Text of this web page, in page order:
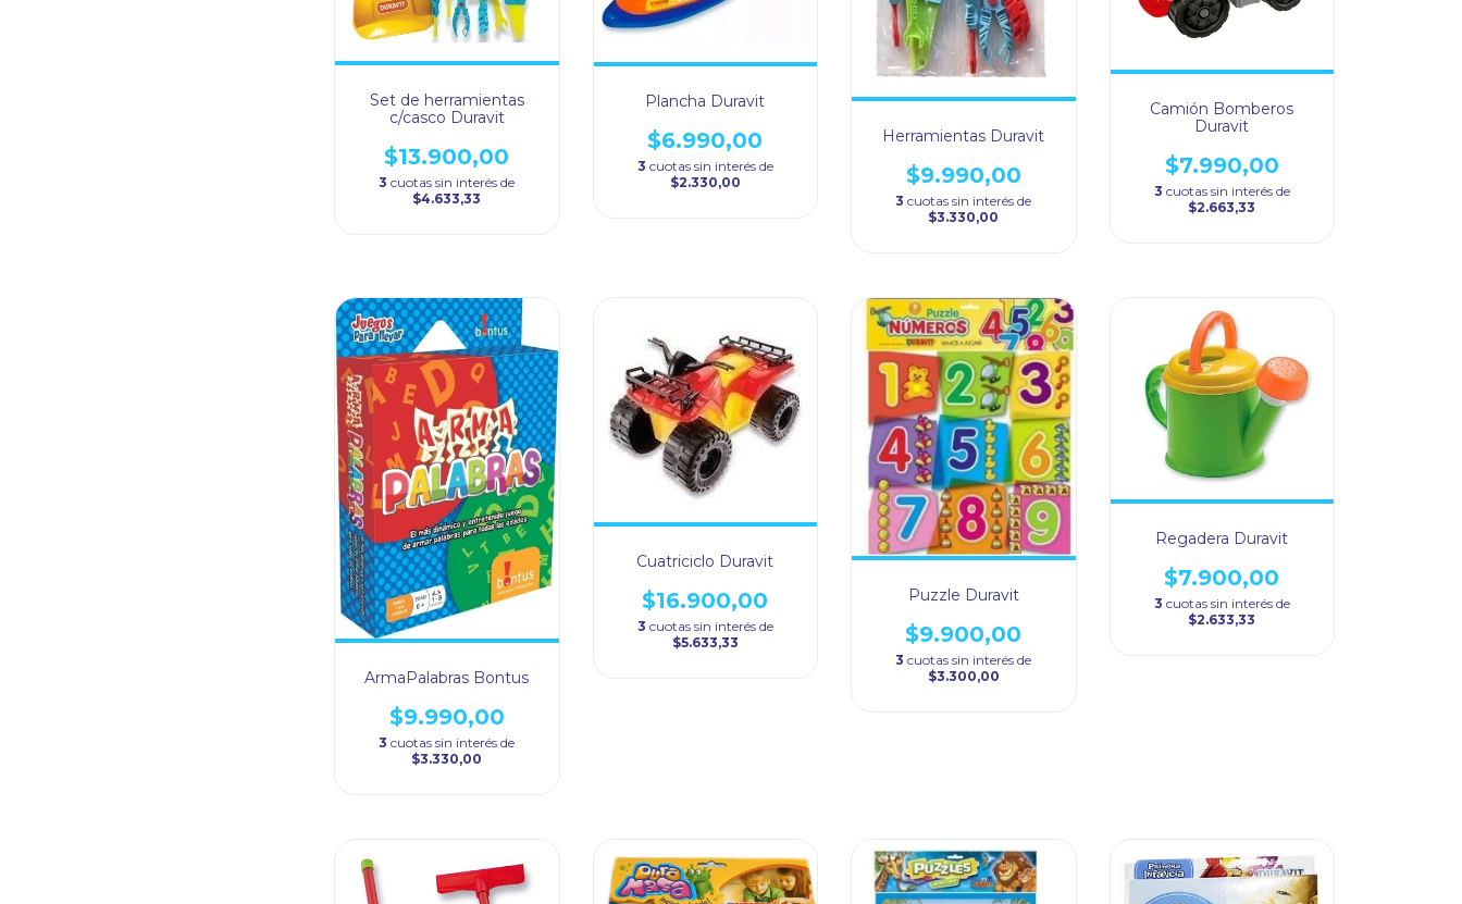
Set de herramientas
c/casco Duravit
$13.900,00
3 cuotas sin interés de
$4.633,33
Plancha Duravit
$6.990,00
3 cuotas sin interés de
$2.330,00
Herramientas Duravit
$9.990,00
3 cuotas sin interés de
$3.330,00
Camión Bomberos
Duravit
$7.990,00
3 cuotas sin interés de
$2.663,33
ArmaPalabras Bontus
$9.990,00
3 cuotas sin interés de
$3.330,00
Cuatriciclo Duravit
$16.900,00
3 cuotas sin interés de
$5.633,33
Puzzle Duravit
$9.900,00
3 cuotas sin interés de
$3.300,00
Regadera Duravit
$7.900,00
3 cuotas sin interés de
$2.633,33